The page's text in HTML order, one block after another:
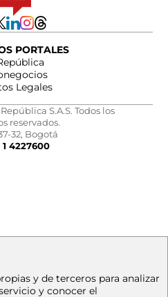
PORTALES
Legales
S.A.S. Todos los
reservados.
32, Bogotá
1 4227600
y de terceros para analizar
y conocer el